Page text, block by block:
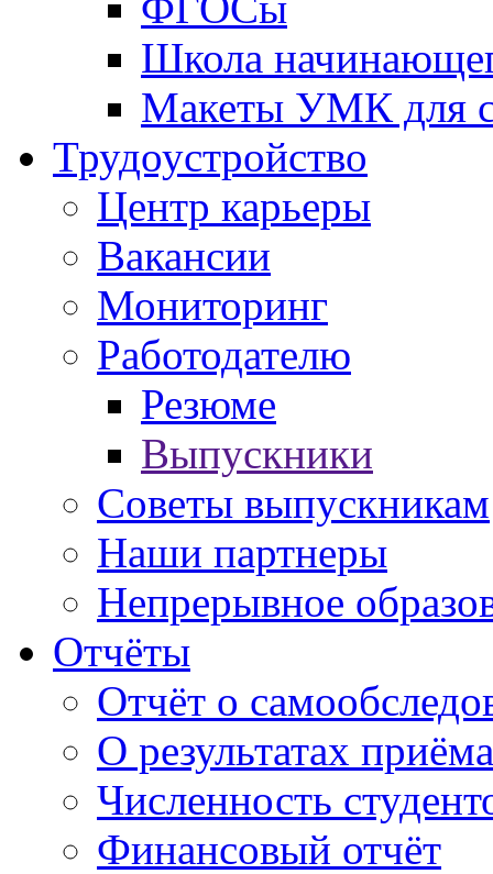
Школа
Макеты УМК для
Трудоустройство
Центр карьеры
Вакансии
Мониторинг
Работодателю
Резюме
Выпускники
Советы выпускникам
Наши партнеры
Непрерывное
Отчёты
Отчёт о
О результатах приёма
Численность
Финансовый отчёт